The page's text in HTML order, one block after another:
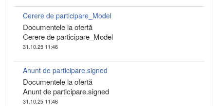
Cerere de participare_Model
Documentele la ofertă
Cerere de participare_Model
31.10.25 11:46
Anunt de participare.signed
Documentele la ofertă
Anunt de participare.signed
31.10.25 11:46